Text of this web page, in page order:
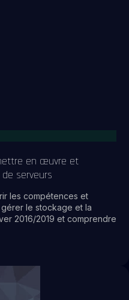
en œuvre et
serveurs
les compétences et
le stockage et la
2016/2019 et comprendre